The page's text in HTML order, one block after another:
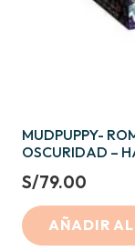
MUDPUPPY-
OSCURIDAD –
S/79.00
AÑADIR